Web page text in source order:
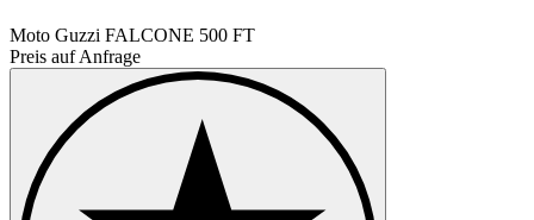
Moto Guzzi FALCONE 500 FT
Preis auf Anfrage